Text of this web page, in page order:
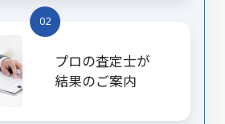
02
プロの査定士が
結果のご案内